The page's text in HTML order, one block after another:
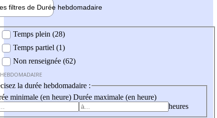
filtres de Durée hebdomadaire
Temps plein (28)
Temps partiel (1)
Non renseignée (62)
la durée hebdomadaire :
minimale (en heure) Durée maximale (en heure)
heures